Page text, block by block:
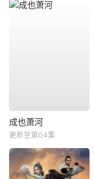
成也萧河
更新至第04集